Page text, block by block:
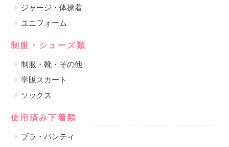
ジャージ・体操着
ユニフォーム
制服・シューズ類
制服・靴・その他
学販スカート
ソックス
使用済み下着類
ブラ・パンティ